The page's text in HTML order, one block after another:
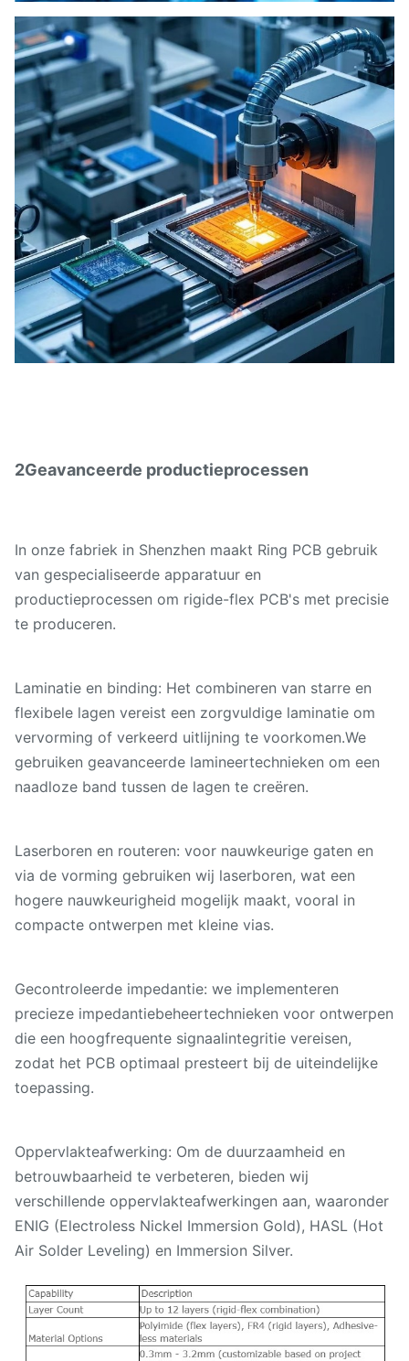
2Geavanceerde productieprocessen
In onze fabriek in Shenzhen maakt Ring PCB gebruik
van gespecialiseerde apparatuur en
productieprocessen om rigide-flex PCB's met precisie
te produceren.
Laminatie en binding: Het combineren van starre en
flexibele lagen vereist een zorgvuldige laminatie om
vervorming of verkeerd uitlijning te voorkomen.We
gebruiken geavanceerde lamineertechnieken om een
naadloze band tussen de lagen te creëren.
Laserboren en routeren: voor nauwkeurige gaten en
via de vorming gebruiken wij laserboren, wat een
hogere nauwkeurigheid mogelijk maakt, vooral in
compacte ontwerpen met kleine vias.
Gecontroleerde impedantie: we implementeren
precieze impedantiebeheertechnieken voor ontwerpen
die een hoogfrequente signaalintegritie vereisen,
zodat het PCB optimaal presteert bij de uiteindelijke
toepassing.
Oppervlakteafwerking: Om de duurzaamheid en
betrouwbaarheid te verbeteren, bieden wij
verschillende oppervlakteafwerkingen aan, waaronder
ENIG (Electroless Nickel Immersion Gold), HASL (Hot
Air Solder Leveling) en Immersion Silver.